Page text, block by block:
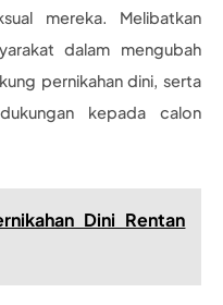
mereka. Melibatkan
dalam mengubah
pernikahan dini, serta
kepada calon
Dini Rentan